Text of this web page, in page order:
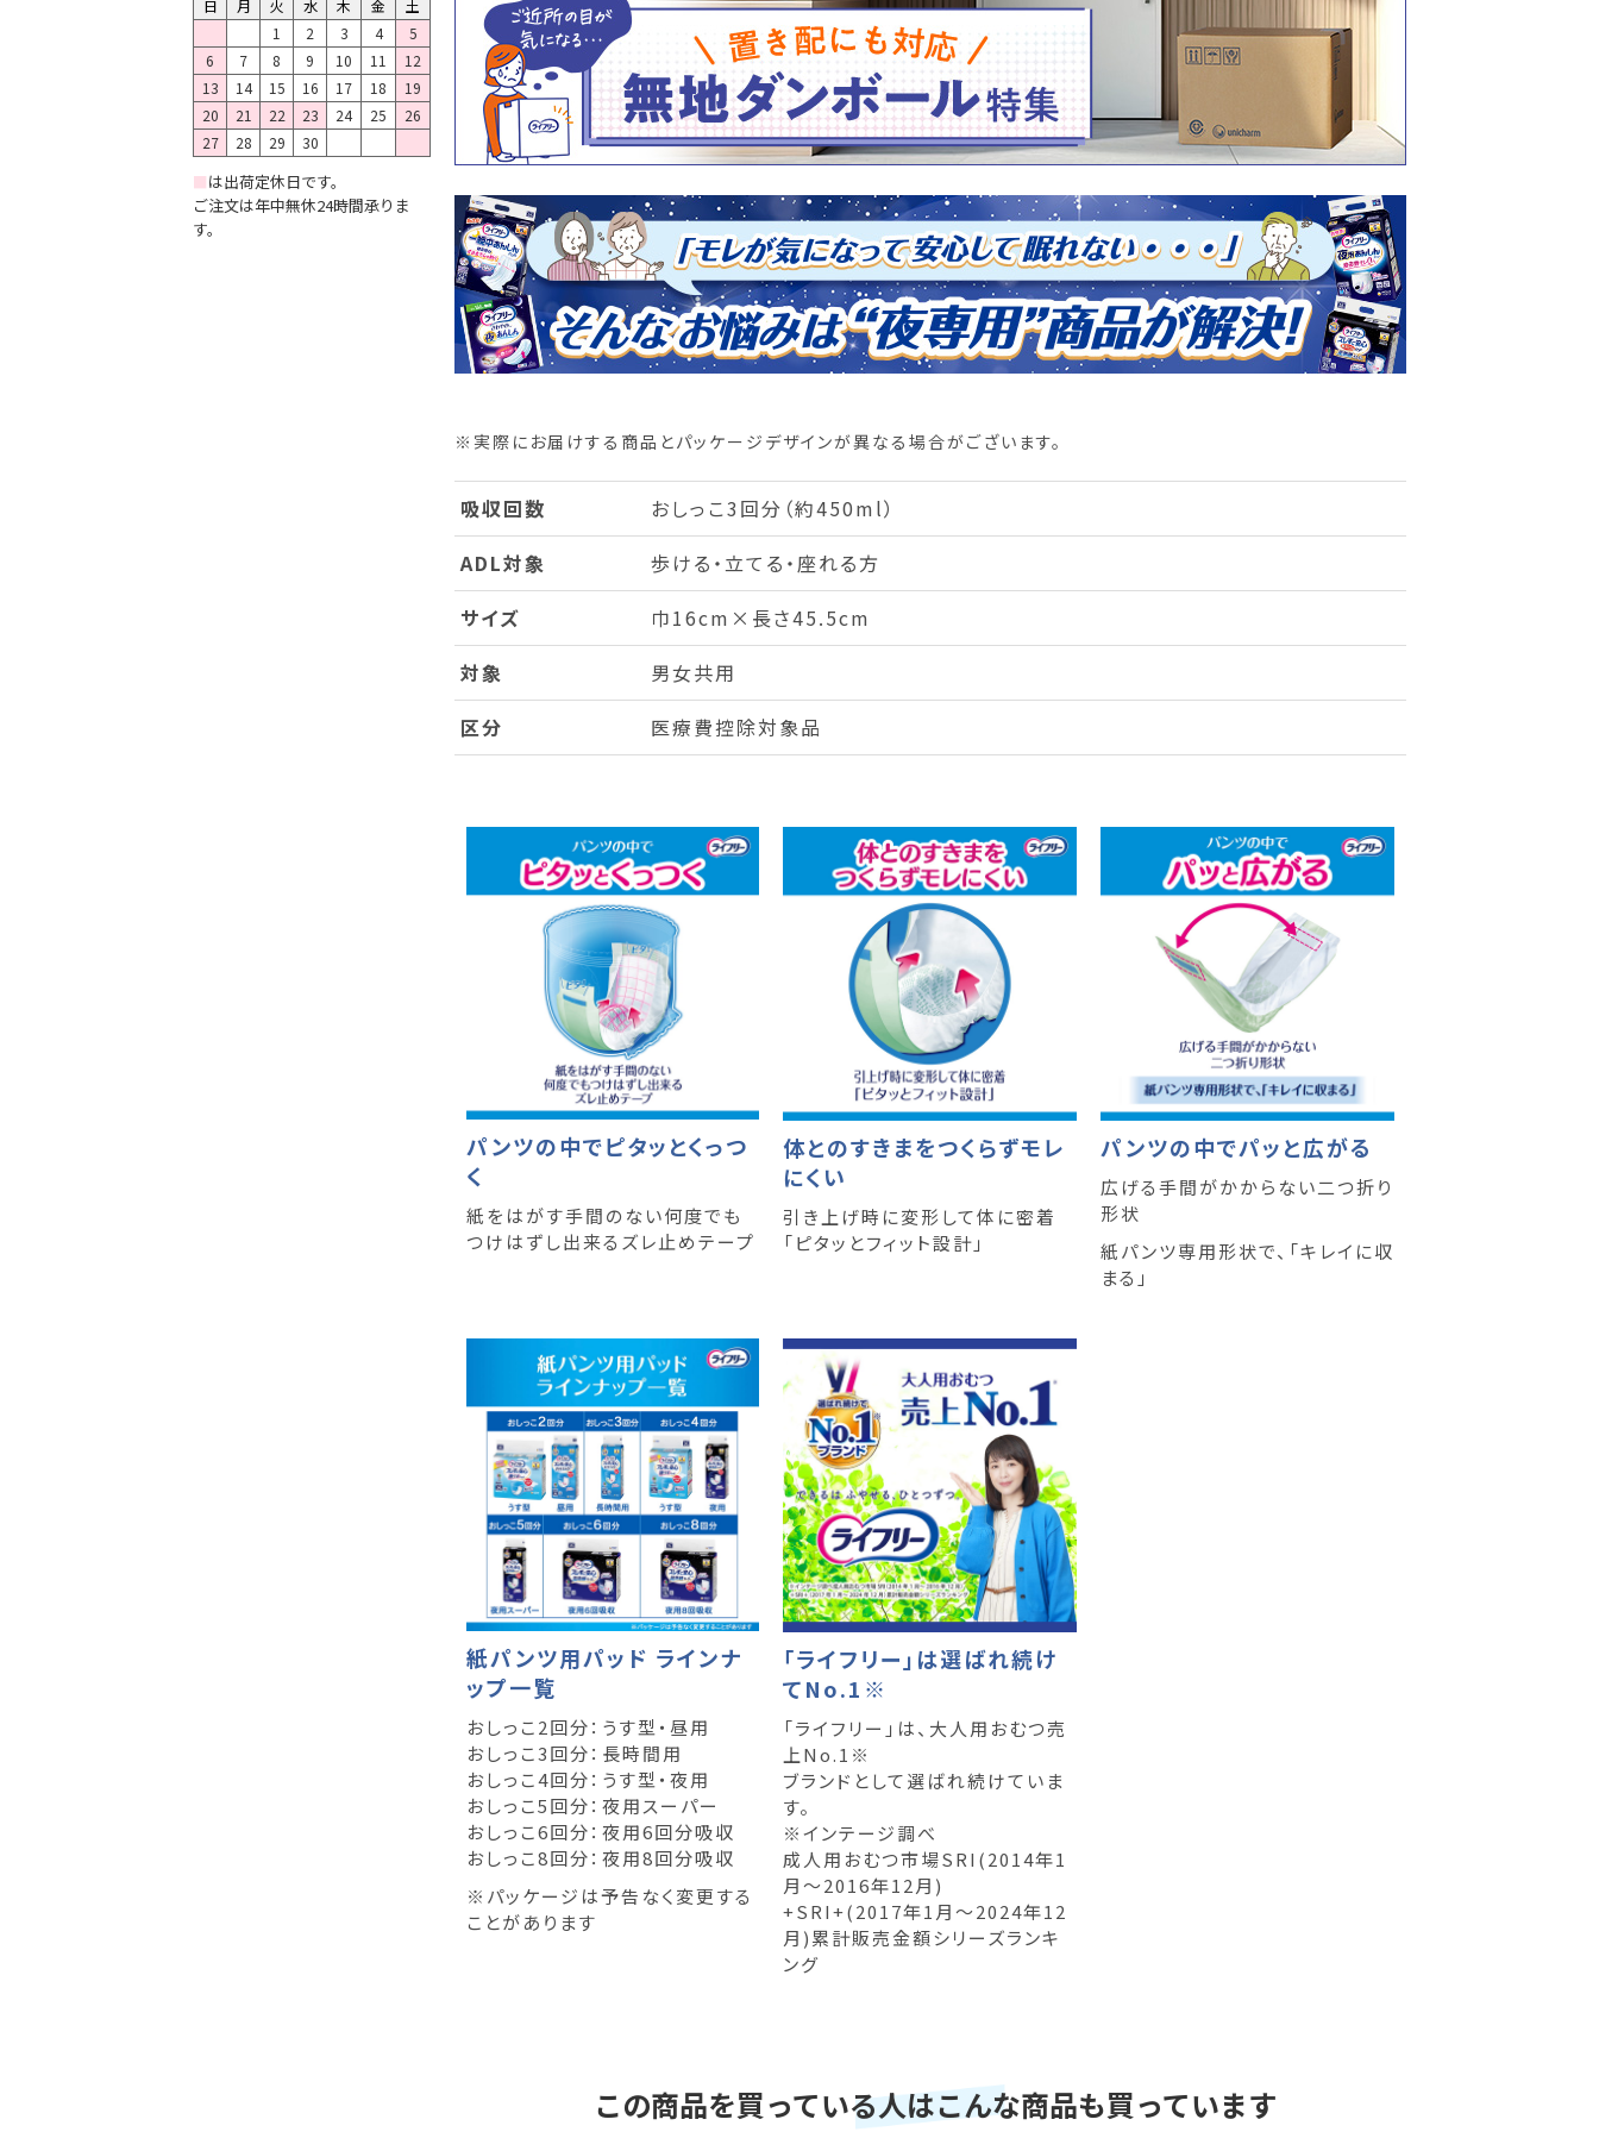
日 月 火 水 木 金
土
1
2 3 4
5
6
7 8 9 10 11
12
13
14 15 16 17 18
19
20
21 22 23 24 25
26
27
28 29 30
■は出荷定休日です。
ご注文は年中無休24時間承りま
す。
※実際にお届けする商品とパッケージデザインが異なる場合がございます。
吸収回数
おしっこ3回分（約450ml）
ADL対象
歩ける・立てる・座れる方
サイズ
巾16cm×長さ45.5cm
対象
男女共用
区分
医療費控除対象品
パンツの中でピタッとくっつ
く
紙をはがす手間のない何度でも
つけはずし出来るズレ止めテープ
体とのすきまをつくらずモレ
にくい
引き上げ時に変形して体に密着
「ピタッとフィット設計」
パンツの中でパッと広がる
広げる手間がかからない二つ折り
形状
紙パンツ専用形状で、「キレイに収
まる」
紙パンツ用パッド ラインナ
ップ一覧
おしっこ2回分：うす型・昼用
おしっこ3回分：長時間用
おしっこ4回分：うす型・夜用
おしっこ5回分：夜用スーパー
おしっこ6回分：夜用6回分吸収
おしっこ8回分：夜用8回分吸収
※パッケージは予告なく変更する
ことがあります
「ライフリー」は選ばれ続け
てNo.1※
「ライフリー」は、大人用おむつ売
上No.1※
ブランドとして選ばれ続けていま
す。
※インテージ調べ
成人用おむつ市場SRI(2014年1
月～2016年12月)
+SRI+(2017年1月～2024年12
月)累計販売金額シリーズランキ
ング
この商品を買っている人はこんな商品も買っています